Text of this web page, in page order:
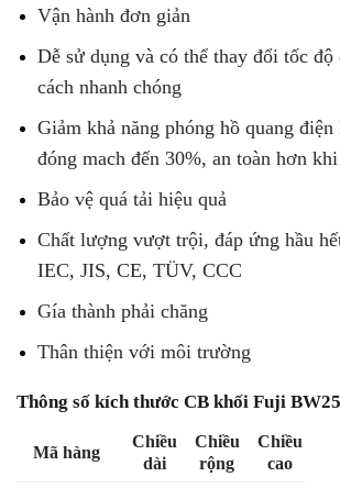
Vận hành đơn giản
Dễ sử dụng và có thể thay đổi tốc
cách nhanh chóng
Giảm khả năng phóng hồ quang
đóng mach đến 30%, an toàn hơn
Bảo vệ quá tải hiệu quả
Chất lượng vượt trội, đáp ứng hầu
IEC, JIS, CE, TÜV, CCC
Gía thành phải chăng
Thân thiện với môi trường
Thông số kích thước CB khối Fuji
Mã hàng
Chiều
dài
Chiều
rộng
Chiều
cao